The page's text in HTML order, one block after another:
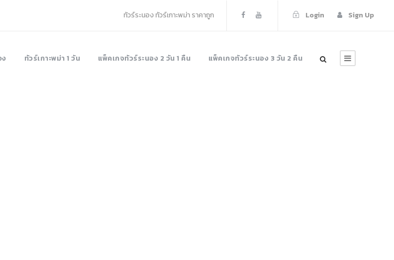
ทัวร์ระนอง ทัวร์เกาะพม่า ราคาถูก Login Sign Up
ทัวร์เกาะพม่า 1 วัน แพ็คเกจทัวร์ระนอง 2 วัน 1 คืน แพ็คเกจทัวร์ระนอง 3 วัน 2 คืน